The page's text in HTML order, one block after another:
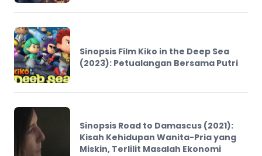
Sinopsis Film Kiko in the Deep Sea
(2023): Petualangan Bersama Putri
Sinopsis Road to Damascus (2021):
Kisah Kehidupan Wanita-Pria yang
Miskin, Terlilit Masalah Ekonomi